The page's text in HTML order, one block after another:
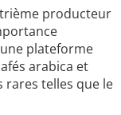
producteur
plateforme
arabica et
rares telles que le